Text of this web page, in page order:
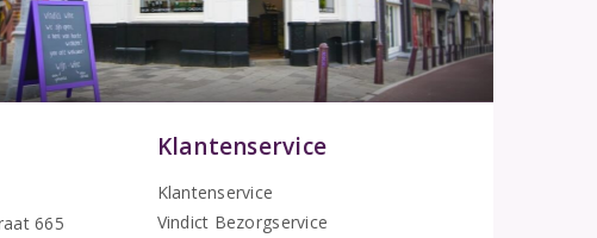
665
Klantenservice
Klantenservice
Vindict Bezorgservice